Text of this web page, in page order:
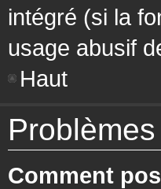
intégré (si la
usage abusif
Haut
Comment